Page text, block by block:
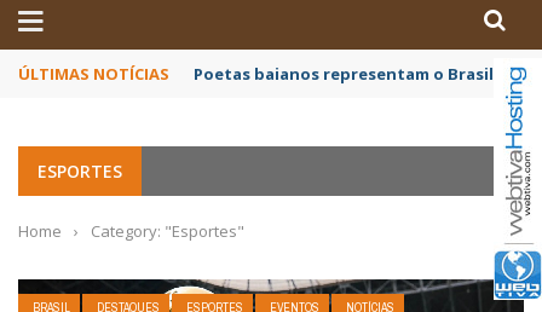
ÚLTIMAS NOTÍCIAS Poetas baianos representam o Brasil no
ESPORTES
Home › Category: "Esportes"
BRASIL DESTAQUES ESPORTES EVENTOS NOTÍCIAS